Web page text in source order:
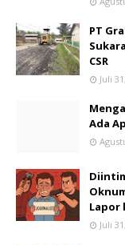
PT
CSR
Juli
Ada
Lapor
Juli